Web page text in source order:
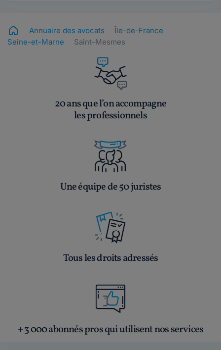
Annuaire des avocats
Île-de-France
Seine-et-Marne
Saint-Mesmes
20 ans que l’on accompagne
les professionnels
Une équipe de 50 juristes
Tous les droits adressés
+ 3 000 abonnés pros qui utilisent nos services